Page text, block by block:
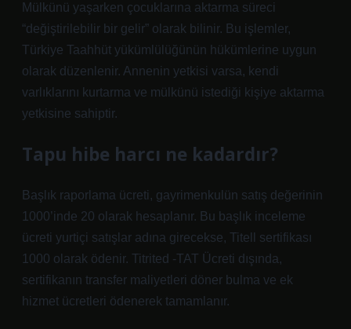
Mülkünü yaşarken çocuklarına aktarma süreci
“değiştirilebilir bir gelir” olarak bilinir. Bu işlemler,
Türkiye Taahhüt yükümlülüğünün hükümlerine uygun
olarak düzenlenir. Annenin yetkisi varsa, kendi
varlıklarını kurtarma ve mülkünü istediği kişiye aktarma
yetkisine sahiptir.
Tapu hibe harcı ne kadardır?
Başlık raporlama ücreti, gayrimenkulün satış değerinin
1000’inde 20 olarak hesaplanır. Bu başlık inceleme
ücreti yurtiçi satışlar adına girecekse, Titell sertifikası
1000 olarak ödenir. Titrited -TAT Ücreti dışında,
sertifikanın transfer maliyetleri döner bulma ve ek
hizmet ücretleri ödenerek tamamlanır.